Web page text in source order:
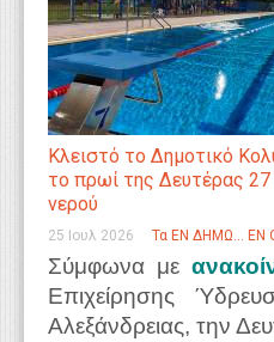
Κλειστό το Δημοτικό
το πρωί της Δευτέρας 27
νερού
25 Ιουλ 2026 Τα ΕΝ ΔΗΜΩ... ΕΝ
Σύμφωνα με
Επιχείρησης
Αλεξάνδρειας, την